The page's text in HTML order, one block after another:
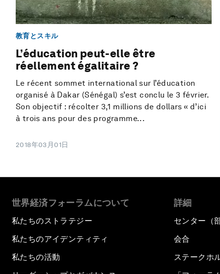
教育とスキル
L’éducation peut-elle être
réellement égalitaire ?
Le récent sommet international sur l’éducation
organisé à Dakar (Sénégal) s’est conclu le 3 février.
Son objectif : récolter 3,1 millions de dollars « d’ici
à trois ans pour des programme...
2018年03月01日
世界経済フォーラムについて
私たちのストラテジー
私たちのアイデンティティ
私たちの活動
詳細
センター（
会合
ステークホ